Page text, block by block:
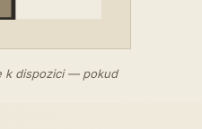
k dispozici — pokud